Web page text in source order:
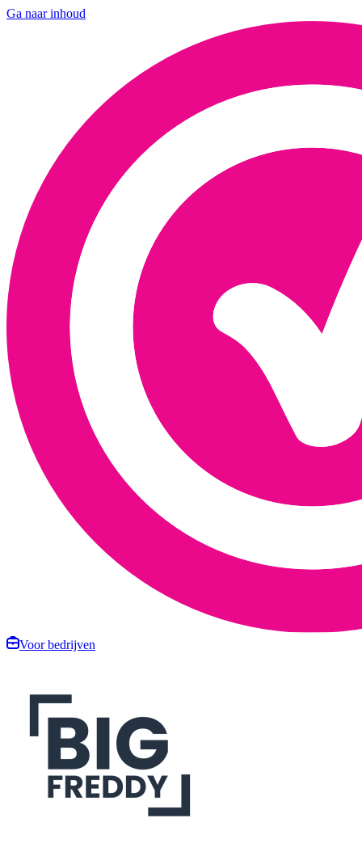
Ga naar inhoud
Voor bedrijven